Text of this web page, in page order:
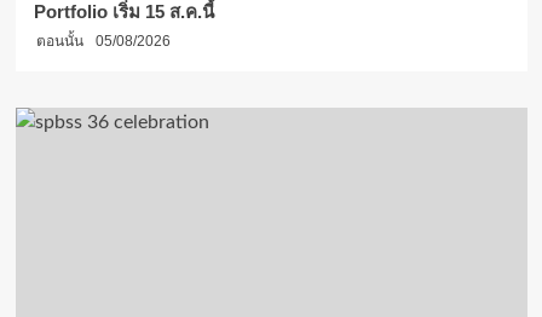
Portfolio เริ่ม 15 ส.ค.นี้
ตอนนั้น 05/08/2026